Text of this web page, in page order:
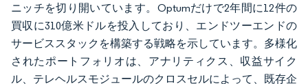
ニッチを切り開いています。Optumだけで2年間に12件の
買収に310億米ドルを投入しており、エンドツーエンドの
サービススタックを構築する戦略を示しています。多様化
されたポートフォリオは、アナリティクス、収益サイク
ル、テレヘルスモジュールのクロスセルによって、既存企